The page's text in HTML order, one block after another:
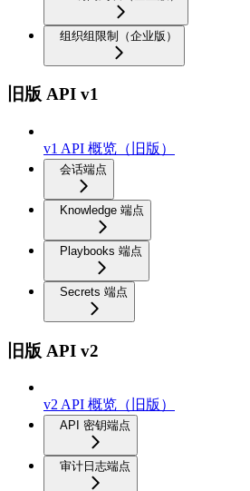
组织组限制（企业版）
旧版 API v1
v1 API 概览（旧版）
会话端点
Knowledge 端点
Playbooks 端点
Secrets 端点
旧版 API v2
v2 API 概览（旧版）
API 密钥端点
审计日志端点